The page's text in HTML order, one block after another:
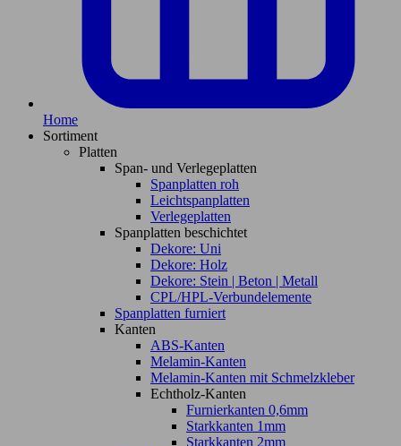
Home
Sortiment
Platten
Span- und Verlegeplatten
Spanplatten roh
Leichtspanplatten
Verlegeplatten
Spanplatten beschichtet
Dekore: Uni
Dekore: Holz
Dekore: Stein | Beton | Metall
CPL/HPL-Verbundelemente
Spanplatten furniert
Kanten
ABS-Kanten
Melamin-Kanten
Melamin-Kanten mit Schmelzkleber
Echtholz-Kanten
Furnierkanten 0,6mm
Starkkanten 1mm
Starkkanten 2mm